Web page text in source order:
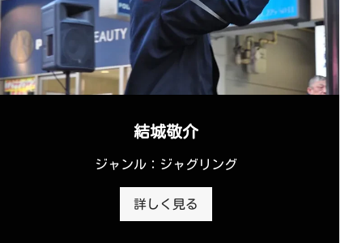
結城敬介
ジャンル：ジャグリング
詳しく見る